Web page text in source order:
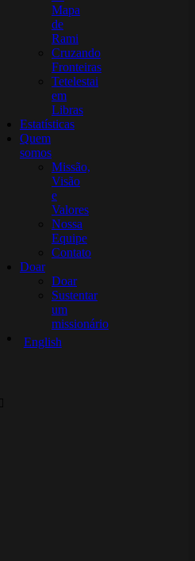
Mapa
de
Rami
Cruzando
Fronteiras
Tetelestai
em
Libras
Estatísticas
Quem
somos
Missão,
Visão
e
Valores
Nossa
Equipe
Contato
Doar
Doar
Sustentar
um
missionário
English